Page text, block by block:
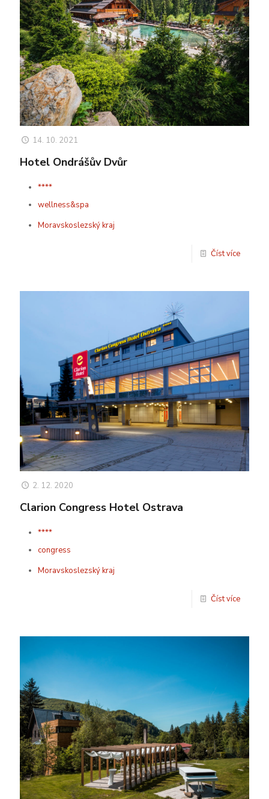
14. 10. 2021
Hotel Ondrášův Dvůr
****
wellness&spa
Moravskoslezský kraj
Číst více
2. 12. 2020
Clarion Congress Hotel Ostrava
****
congress
Moravskoslezský kraj
Číst více